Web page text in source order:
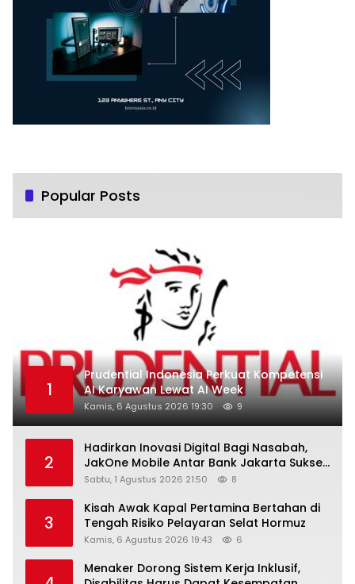
Popular Posts
1
Prudential Indonesia Perkuat Kompetensi
AI Karyawan Lewat AI Week
Kamis, 6 Agustus 2026 19:30 9
2
Hadirkan Inovasi Digital Bagi Nasabah,
JakOne Mobile Antar Bank Jakarta Sukses
Raih Digital Excellence Awards 2026
Sabtu, 1 Agustus 2026 21:50 8
3
Kisah Awak Kapal Pertamina Bertahan di
Tengah Risiko Pelayaran Selat Hormuz
Kamis, 6 Agustus 2026 19:43 6
Menaker Dorong Sistem Kerja Inklusif,